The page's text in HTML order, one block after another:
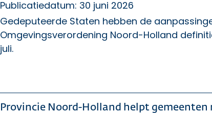
Publicatiedatum: 30 juni 2026
Gedeputeerde Staten hebben de
Omgevingsverordening Noord-Holland
juli.
Provincie Noord-Holland helpt